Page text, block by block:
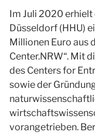
Im Juli 2020
Düsseldorf (HHU)
Millionen Euro aus
Center.NRW“. Mit
des Centers for
sowie der
vorangetrieben.